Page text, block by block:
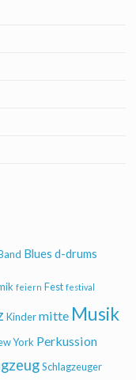
Blues d-drums
feiern Fest festival
Kinder mitte Musik
York Perkussion
Schlagzeuger